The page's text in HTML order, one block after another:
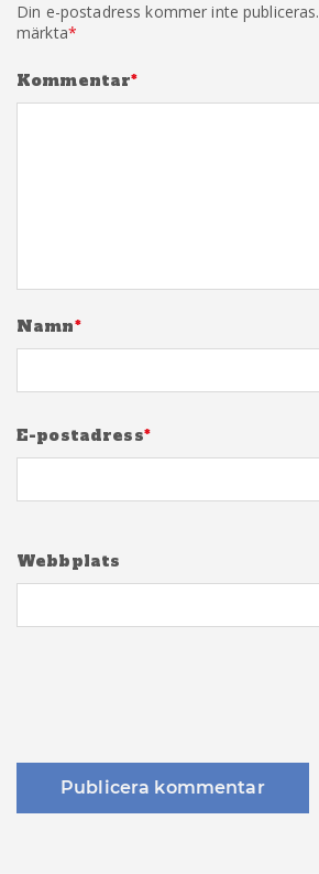
Din e-postadress kommer inte publiceras.
märkta*
Kommentar*
Namn*
E-postadress*
Webbplats